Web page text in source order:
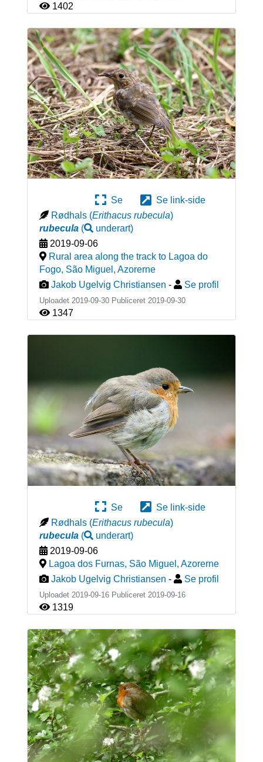
1402
Se
Se link-side
Rødhals (Erithacus rubecula)
rubecula( underart)
2019-09-06
Rural area along the track to Lagoa do
Fogo, São Miguel , Azorerne
Jakob Ugelvig Christiansen - Se profil
Uploadet 2019-09-30 Publiceret 2019-09-30
1347
Se
Se link-side
Rødhals (Erithacus rubecula)
rubecula( underart)
2019-09-06
Lagoa dos Furnas, São Miguel , Azorerne
Jakob Ugelvig Christiansen - Se profil
Uploadet 2019-09-16 Publiceret 2019-09-16
1319